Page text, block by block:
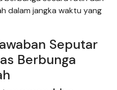
dalam jangka waktu yang
Seputar
Berbunga